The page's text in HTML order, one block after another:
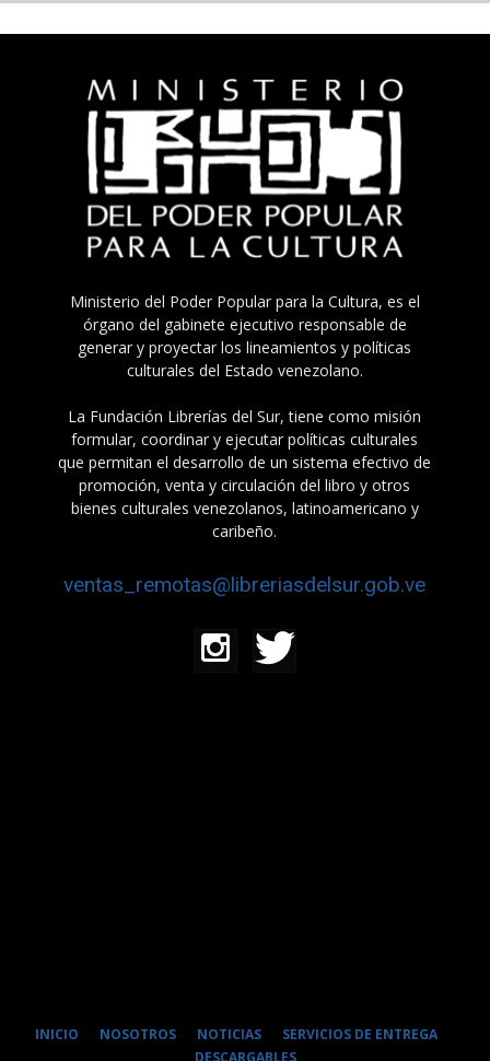
Ministerio del Poder Popular para la Cultura, es el
órgano del gabinete ejecutivo responsable de
generar y proyectar los lineamientos y políticas
culturales del Estado venezolano.
La Fundación Librerías del Sur, tiene como misión
formular, coordinar y ejecutar políticas culturales
que permitan el desarrollo de un sistema efectivo de
promoción, venta y circulación del libro y otros
bienes culturales venezolanos, latinoamericano y
caribeño.
ventas_remotas@libreriasdelsur.gob.ve
INICIO NOSOTROS NOTICIAS
SERVICIOS DE ENTREGA